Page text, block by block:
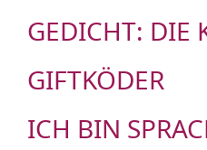
GEDICHT: DIE
GIFTKÖDER
ICH BIN